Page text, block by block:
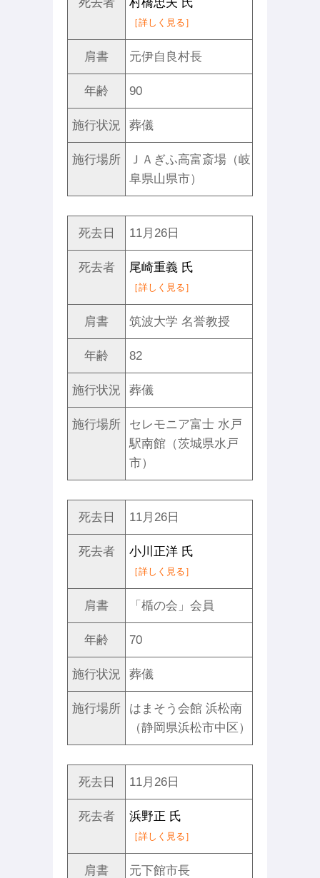
［詳しく見る］
肩書 元伊自良村長
年齢 90
施行状況 葬儀
施行場所
ＪＡぎふ高富斎場（岐
阜県山県市）
死去日 11月26日
死去者 尾崎重義 氏
［詳しく見る］
肩書 筑波大学 名誉教授
年齢 82
施行状況 葬儀
施行場所
セレモニア富士 水戸
駅南館（茨城県水戸
市）
死去日 11月26日
死去者 小川正洋 氏
［詳しく見る］
肩書 「楯の会」会員
年齢 70
施行状況 葬儀
施行場所
はまそう会館 浜松南
（静岡県浜松市中区）
死去日 11月26日
死去者 浜野正 氏
［詳しく見る］
肩書 元下館市長